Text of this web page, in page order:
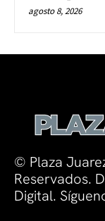
agosto 8, 2026
© Plaza
Reservados.
Digital.